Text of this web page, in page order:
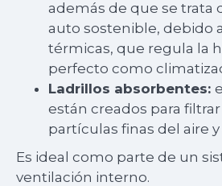
además de que se trata
auto sostenible, debido
térmicas, que regula la
perfecto como
Ladrillos absorbentes:
están creados para filtrar
partículas finas del aire y
Es ideal como parte de un
ventilación interno.